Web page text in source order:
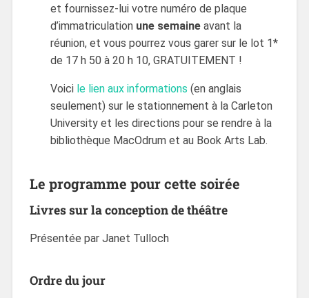
et fournissez-lui votre numéro de plaque
d’immatriculation une semaineavant la
réunion, et vous pourrez vous garer sur le lot 1*
de 17 h 50 à 20 h 10, GRATUITEMENT !
Voici le lien aux informations (en anglais
seulement) sur le stationnement à la Carleton
University et les directions pour se rendre à la
bibliothèque MacOdrum et au Book Arts Lab.
Le programme pour cette soirée
Livres sur la conception de théâtre
Présentée par Janet Tulloch
Ordre du jour